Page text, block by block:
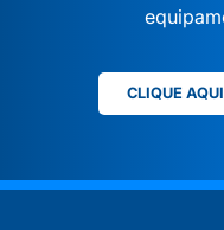
CLIQUE